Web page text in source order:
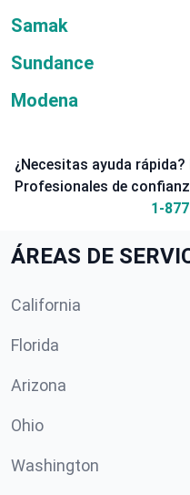
Samak
Sundance
Modena
¿Necesitas ayuda
Profesionales de
1-
ÁREAS DE
California
Florida
Arizona
Ohio
Washington